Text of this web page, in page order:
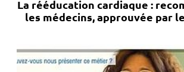
La rééducation cardiaque :
les médecins, approuvée par